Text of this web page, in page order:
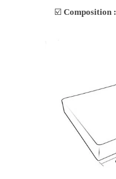
☑️Composition :